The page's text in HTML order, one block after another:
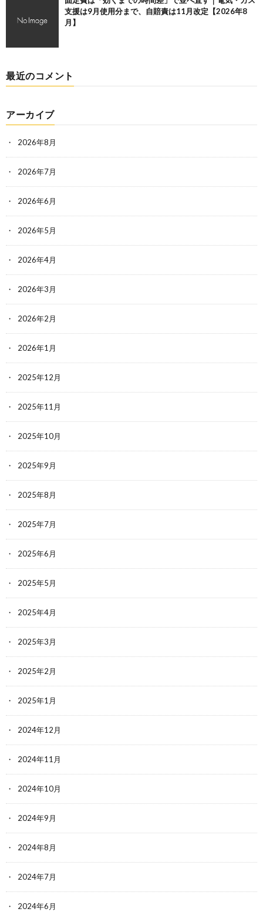
支援は9月使用分まで、自賠責は11月改定【2026年8
月】
最近のコメント
アーカイブ
2026年8月
2026年7月
2026年6月
2026年5月
2026年4月
2026年3月
2026年2月
2026年1月
2025年12月
2025年11月
2025年10月
2025年9月
2025年8月
2025年7月
2025年6月
2025年5月
2025年4月
2025年3月
2025年2月
2025年1月
2024年12月
2024年11月
2024年10月
2024年9月
2024年8月
2024年7月
2024年6月